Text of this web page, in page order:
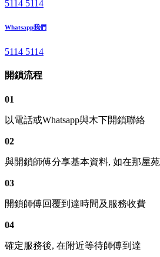
5114 5114
Whatsapp我們
5114 5114
開鎖流程
01
以電話或Whatsapp與木下開鎖聯絡
02
與開鎖師傅分享基本資料, 如在那屋
03
開鎖師傅回覆到達時間及服務收費
04
確定服務後, 在附近等待師傅到達